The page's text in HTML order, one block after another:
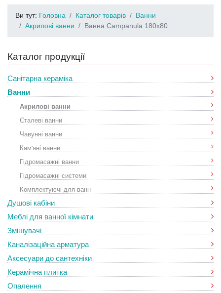
Ви тут: Головна Каталог товарів
Ванни
Акрилові ванни
Ванна Campanula 180x80
Каталог продукції
Санітарна кераміка
Ванни
Акрилові ванни
Сталеві ванни
Чавунні ванни
Кам'яні ванни
Гідромасажні ванни
Гідромасажні системи
Комплектуючі для ванн
Душові кабіни
Меблі для ванної кімнати
Змішувачі
Каналізаційна арматура
Аксесуари до сантехніки
Керамічна плитка
Опалення